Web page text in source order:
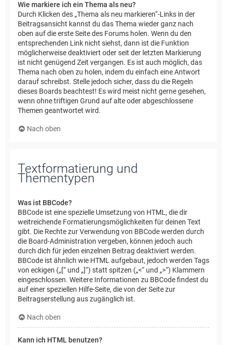
Wie markiere ich ein Thema als neu?
Durch Klicken des „Thema als neu markieren“-Links in der
Beitragsansicht kannst du das Thema wieder ganz nach
oben auf die erste Seite des Forums holen. Wenn du den
entsprechenden Link nicht siehst, dann ist die Funktion
möglicherweise deaktiviert oder seit der letzten Markierung
ist nicht genügend Zeit vergangen. Es ist auch möglich, das
Thema nach oben zu holen, indem du einfach eine Antwort
darauf schreibst. Stelle jedoch sicher, dass du die Regeln
dieses Boards beachtest! Es wird meist nicht gerne gesehen,
wenn ohne triftigen Grund auf alte oder abgeschlossene
Themen geantwortet wird.
Nach oben
Textformatierung und
Thementypen
Was ist BBCode?
BBCode ist eine spezielle Umsetzung von HTML, die dir
weitreichende Formatierungsmöglichkeiten für deinen Text
gibt. Die Rechte zur Verwendung von BBCode werden durch
die Board-Administration vergeben, können jedoch auch
durch dich für jeden einzelnen Beitrag deaktiviert werden.
BBCode ist ähnlich wie HTML aufgebaut, jedoch werden Tags
von eckigen („[“ und „]“) statt spitzen („<“ und „>“) Klammern
eingeschlossen. Weitere Informationen zu BBCode findest du
auf einer speziellen Hilfe-Seite, die von der Seite zur
Beitragserstellung aus zugänglich ist.
Nach oben
Kann ich HTML benutzen?